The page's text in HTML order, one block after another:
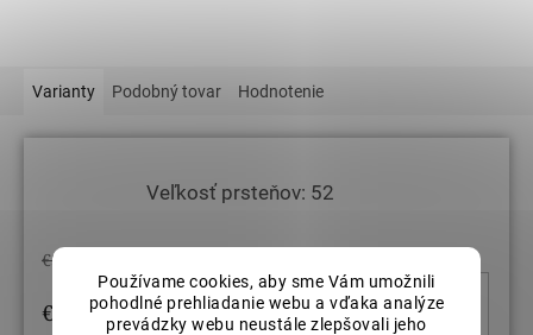
Používame cookies, aby sme Vám umožnili
pohodlné prehliadanie webu a vďaka analýze
prevádzky webu neustále zlepšovali jeho
Varianty Podobný tovar Hodnotenie
Veľkosť prsteňov: 52
€385,27
€327,48/ ks